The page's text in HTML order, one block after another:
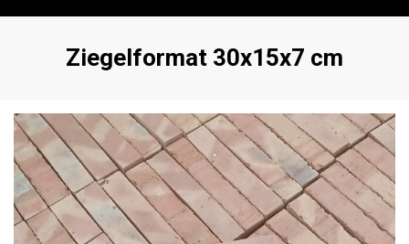
Schlagwort
:
Ziegelformat 30x15x7 cm